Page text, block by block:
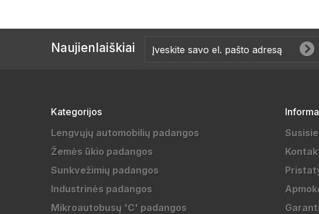
Naujienlaiškiai
Kategorijos
Lengvųjų automobilių padangos
Žemės ūkio padangos
Sunkvežimių padangos
Industrinės padangos
Mikroautobusų 'C' padangos